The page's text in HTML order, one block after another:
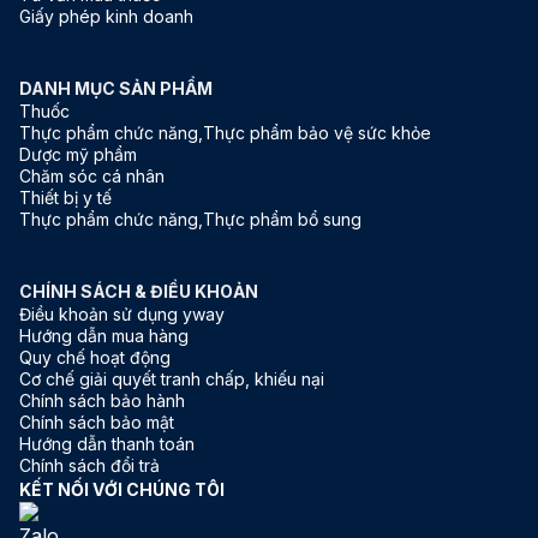
zona).
Giấy phép kinh doanh
DANH MỤC SẢN PHẨM
Thuốc
Thực phẩm chức năng,Thực phẩm bảo vệ sức khỏe
Dược mỹ phẩm
Chăm sóc cá nhân
Thiết bị y tế
Thực phẩm chức năng,Thực phẩm bổ sung
CHÍNH SÁCH & ĐIỀU KHOẢN
Điều khoản sử dụng yway
Hướng dẫn mua hàng
Quy chế hoạt động
Cơ chế giải quyết tranh chấp, khiếu nại
Chính sách bảo hành
Chính sách bảo mật
Hướng dẫn thanh toán
Chính sách đổi trả
KẾT NỐI VỚI CHÚNG TÔI